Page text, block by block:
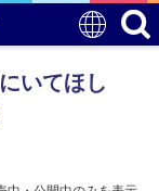
いてほし